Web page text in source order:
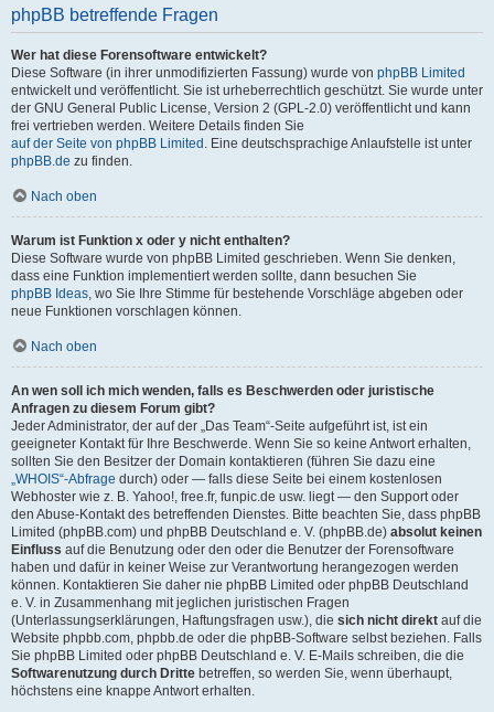
phpBB betreffende Fragen
Wer hat diese Forensoftware entwickelt?
Diese Software (in ihrer unmodifizierten Fassung) wurde von phpBB Limited
entwickelt und veröffentlicht. Sie ist urheberrechtlich geschützt. Sie wurde unter
der GNU General Public License, Version 2 (GPL-2.0) veröffentlicht und kann
frei vertrieben werden. Weitere Details finden Sie
auf der Seite von phpBB Limited . Eine deutschsprachige Anlaufstelle ist unter
phpBB.de zu finden.
Nach oben
Warum ist Funktion x oder y nicht enthalten?
Diese Software wurde von phpBB Limited geschrieben. Wenn Sie denken,
dass eine Funktion implementiert werden sollte, dann besuchen Sie
phpBB Ideas, wo Sie Ihre Stimme für bestehende Vorschläge abgeben oder
neue Funktionen vorschlagen können.
Nach oben
An wen soll ich mich wenden, falls es Beschwerden oder juristische
Anfragen zu diesem Forum gibt?
Jeder Administrator, der auf der „Das Team“-Seite aufgeführt ist, ist ein
geeigneter Kontakt für Ihre Beschwerde. Wenn Sie so keine Antwort erhalten,
sollten Sie den Besitzer der Domain kontaktieren (führen Sie dazu eine
„WHOIS“-Abfrage durch) oder — falls diese Seite bei einem kostenlosen
Webhoster wie z. B. Yahoo!, free.fr, funpic.de usw. liegt — den Support oder
den Abuse-Kontakt des betreffenden Dienstes. Bitte beachten Sie, dass phpBB
Limited (phpBB.com) und phpBB Deutschland e. V. (phpBB.de) absolut keinen
Einfluss auf die Benutzung oder den oder die Benutzer der Forensoftware
haben und dafür in keiner Weise zur Verantwortung herangezogen werden
können. Kontaktieren Sie daher nie phpBB Limited oder phpBB Deutschland
e. V. in Zusammenhang mit jeglichen juristischen Fragen
(Unterlassungserklärungen, Haftungsfragen usw.), die sich nicht direkt auf die
Website phpbb.com, phpbb.de oder die phpBB-Software selbst beziehen. Falls
Sie phpBB Limited oder phpBB Deutschland e. V. E-Mails schreiben, die die
Softwarenutzung durch Dritte betreffen, so werden Sie, wenn überhaupt,
höchstens eine knappe Antwort erhalten.